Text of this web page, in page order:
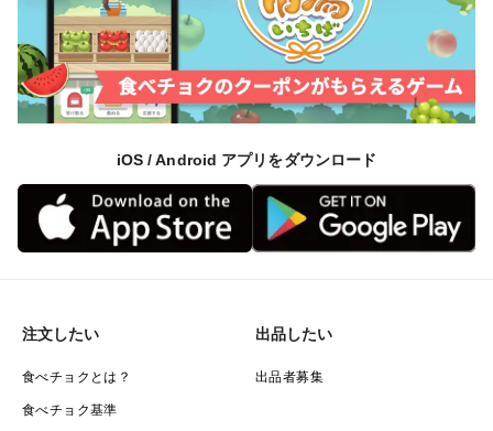
iOS / Android アプリをダウンロード
注文したい
食べチョクとは？
食べチョク基準
出品したい
出品者募集